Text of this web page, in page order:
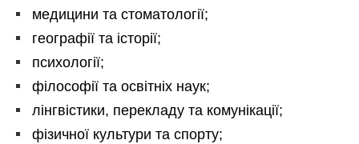
медицини та стоматології;
географії та історії;
психології;
філософії та освітніх наук;
лінгвістики, перекладу та комунікації;
фізичної культури та спорту;